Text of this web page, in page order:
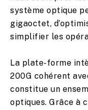
système optique
gigaoctet,
simplifier les
La plate-forme
200G cohérent
constitue un
optiques. Grâce à